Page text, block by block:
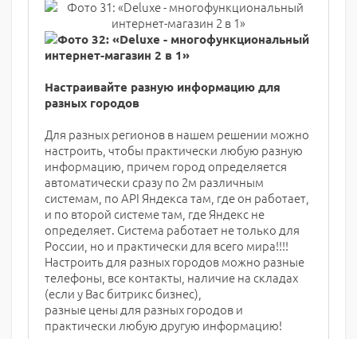
Настраивайте разную информацию для
разных городов
Для разных регионов в нашем решении можно
настроить, чтобы практически любую разную
информацию, причем город определяется
автоматически сразу по 2м различным
системам, по API Яндекса там, где он работает,
и по второй системе там, где Яндекс не
определяет. Система работает не только для
России, но и практически для всего мира!!!!
Настроить для разных городов можно разные
телефоны, все контакты, наличие на складах
(если у Вас битрикс бизнес),
разные цены для разных городов и
практически любую другую информацию!